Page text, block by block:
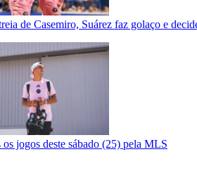
de Casemiro, Suárez faz golaço e
os jogos deste sábado (25) pela MLS